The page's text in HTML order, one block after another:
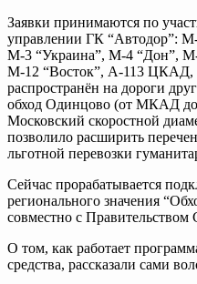
Заявки принимаются по
управлении ГК “Автодор”:
М-3 “Украина”, М-4 “Дон”, М-
М-12 “Восток”, А-113 ЦКАД,
распространён на дороги
обход Одинцово (от МКАД
Московский скоростной
позволило расширить
льготной перевозки
Сейчас прорабатывается
регионального значения
совместно с Правительством
О том, как работает
средства, рассказали сами